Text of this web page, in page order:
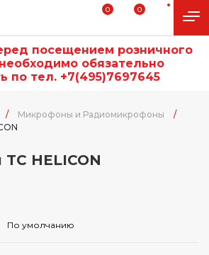
0 0
посещением розничного
обязательно
по тел. +7(495)7697645
/ Микрофоны и Радиомикрофоны
/
HELICON